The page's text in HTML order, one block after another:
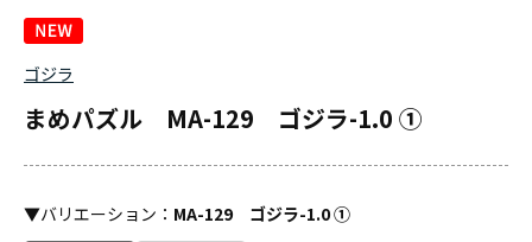
ゴジラ
まめパズル MA-129 ゴジラ-1.0 ①
▼バリエーション ： MA-129 ゴジラ-1.0 ①